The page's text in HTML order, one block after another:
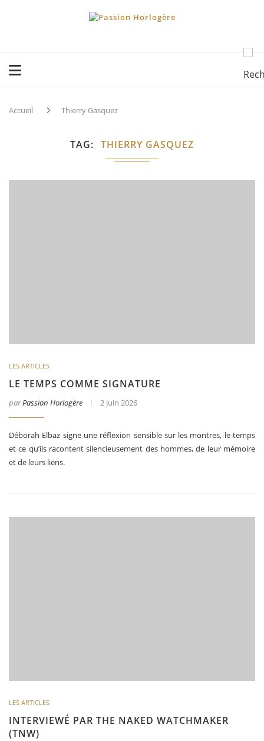
Accueil Thierry Gasquez
TAG THIERRY GASQUEZ
LES ARTICLES
LE TEMPS COMME SIGNATURE
parPassion Horlogère 2 juin 2026
Déborah Elbaz signe une réflexion sensible sur les montres, le temps
et ce qu’ils racontent silencieusement des hommes, de leur mémoire
et de leurs liens.
LES ARTICLES
INTERVIEWÉ PAR THE NAKED WATCHMAKER
(TNW)